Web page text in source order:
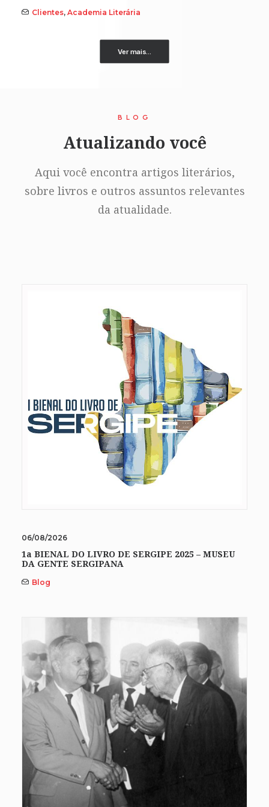
Clientes, Academia Literária
Ver mais...
BLOG
Atualizando você
Aqui você encontra artigos literários,
sobre livros e outros assuntos relevantes
da atualidade.
06/08/2026
1a BIENAL DO LIVRO DE SERGIPE 2025 – MUSEU
DA GENTE SERGIPANA
Blog